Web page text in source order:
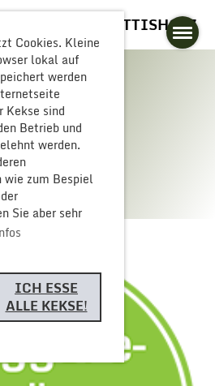
Cookies. Kleine
lokal auf
werden
Kekse sind
Betrieb und
werden.
zum Bespiel
Sie aber sehr
ICH ESSE
ALLE KEKSE!
BUTTISHOLZ